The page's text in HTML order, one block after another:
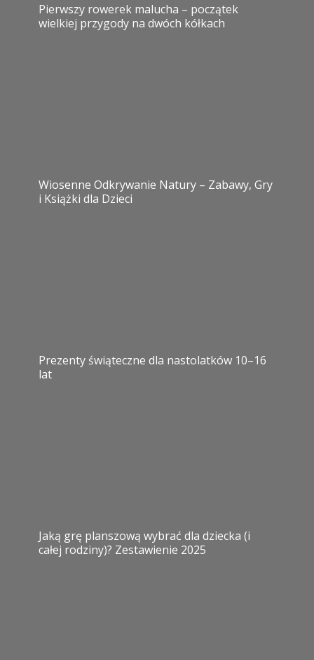
Pierwszy rowerek malucha – początek
wielkiej przygody na dwóch kółkach
Wiosenne Odkrywanie Natury – Zabawy, Gry
i Książki dla Dzieci
Prezenty świąteczne dla nastolatków 10–16
lat
Jaką grę planszową wybrać dla dziecka (i
całej rodziny)? Zestawienie 2025